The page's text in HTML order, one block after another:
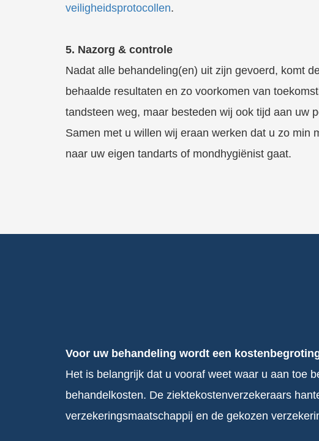
veiligheidsprotocollen.
5. Nazorg & controle
Nadat alle behandeling(en) uit zijn gevoerd, komt
behaalde resultaten en zo voorkomen van
tandsteen weg, maar besteden wij ook tijd aan uw
Samen met u willen wij eraan werken dat u zo min
naar uw eigen tandarts of mondhygiënist gaat.
Voor uw behandeling wordt een
Het is belangrijk dat u vooraf weet waar u aan toe
behandelkosten. De ziektekostenverzekeraars
verzekeringsmaatschappij en de gekozen